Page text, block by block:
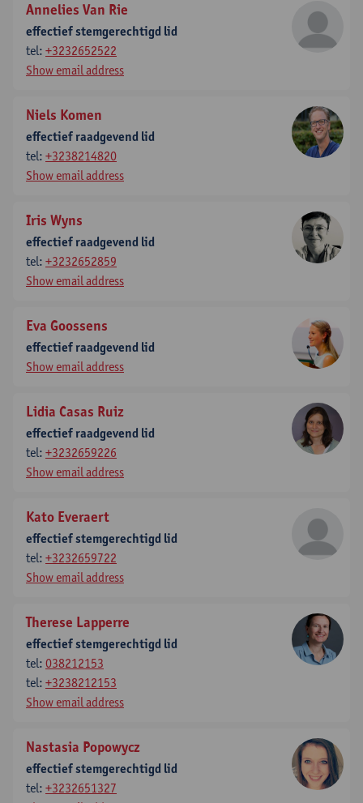
Annelies Van Rie
effectief stemgerechtigd lid
tel: +3232652522
Show email address
Niels Komen
effectief raadgevend lid
tel: +3238214820
Show email address
Iris Wyns
effectief raadgevend lid
tel: +3232652859
Show email address
Eva Goossens
effectief raadgevend lid
Show email address
Lidia Casas Ruiz
effectief raadgevend lid
tel: +3232659226
Show email address
Kato Everaert
effectief stemgerechtigd lid
tel: +3232659722
Show email address
Therese Lapperre
effectief stemgerechtigd lid
tel: 038212153
tel: +3238212153
Show email address
Nastasia Popowycz
effectief stemgerechtigd lid
tel: +3232651327